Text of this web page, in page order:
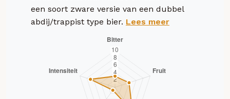
een soort zware versie van een dubbel
abdij/trappist type bier. Lees meer